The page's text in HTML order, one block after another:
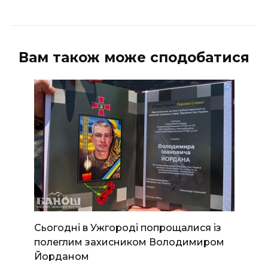
Вам також може сподобатися
Сьогодні в Ужгороді попрощалися із
полеглим захисником Володимиром
Йорданом